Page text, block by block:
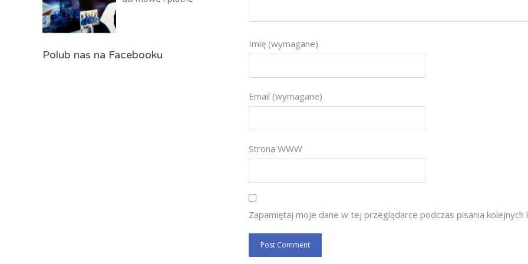
Imię (wymagane)
Email (wymagane)
Strona WWW
Zapamiętaj moje dane w tej przeglądarce podczas pisania kolejnych
Polub nas na Facebooku